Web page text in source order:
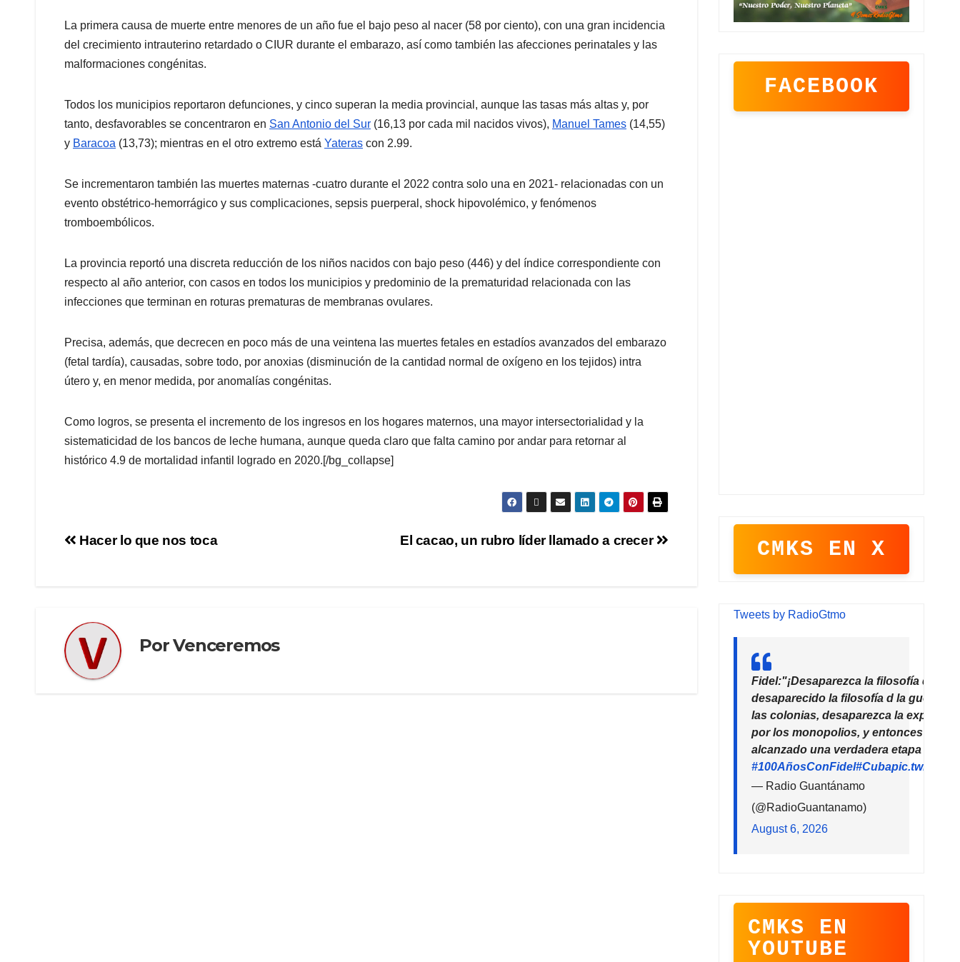
La primera causa de muerte entre menores de un año fue el bajo peso al nacer (58 por ciento), con una gran incidencia
del crecimiento intrauterino retardado o CIUR durante el embarazo, así como también las afecciones perinatales y las
malformaciones congénitas.
Todos los municipios reportaron defunciones, y cinco superan la media provincial, aunque las tasas más altas y, por
tanto, desfavorables se concentraron en San Antonio del Sur (16,13 por cada mil nacidos vivos), Manuel Tames (14,55)
y Baracoa (13,73); mientras en el otro extremo está Yateras con 2.99.
Se incrementaron también las muertes maternas -cuatro durante el 2022 contra solo una en 2021- relacionadas con un
evento obstétrico-hemorrágico y sus complicaciones, sepsis puerperal, shock hipovolémico, y fenómenos
tromboembólicos.
La provincia reportó una discreta reducción de los niños nacidos con bajo peso (446) y del índice correspondiente con
respecto al año anterior, con casos en todos los municipios y predominio de la prematuridad relacionada con las
infecciones que terminan en roturas prematuras de membranas ovulares.
Precisa, además, que decrecen en poco más de una veintena las muertes fetales en estadíos avanzados del embarazo
(fetal tardía), causadas, sobre todo, por anoxias (disminución de la cantidad normal de oxígeno en los tejidos) intra
útero y, en menor medida, por anomalías congénitas.
Como logros, se presenta el incremento de los ingresos en los hogares maternos, una mayor intersectorialidad y la
sistematicidad de los bancos de leche humana, aunque queda claro que falta camino por andar para retornar al
histórico 4.9 de mortalidad infantil logrado en 2020.[/bg_collapse]
El cacao, un rubro líder llamado a crecer
Hacer lo que nos toca
PorVenceremos
FACEBOOK
CMKS EN X
Tweets by RadioGtmo
Fidel:"¡Desaparezca la filosofía del
desaparecido la filosofía d la guerra!
las colonias, desaparezca la
por los monopolios, y entonces la
alcanzado una verdadera etapa de
#100AñosConFidel#Cuba
— Radio Guantánamo
(@RadioGuantanamo)
August 6, 2026
CMKS EN
YOUTUBE